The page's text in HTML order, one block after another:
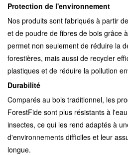
Protection de l'environnement
Nos produits sont fabriqués à partir
et de poudre de fibres de bois grâce
permet non seulement de réduire la
forestières, mais aussi de recycler
plastiques et de réduire la pollution
Durabilité
Comparés au bois traditionnel, les
ForestFide sont plus résistants à
insectes, ce qui les rend adaptés à
d'environnements difficiles et leur
longue.